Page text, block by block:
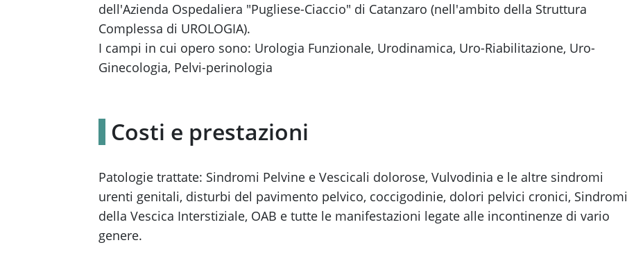
dell'Azienda Ospedaliera "Pugliese-Ciaccio" di Catanzaro (nell'ambito della Struttura
Complessa di UROLOGIA).
I campi in cui opero sono: Urologia Funzionale, Urodinamica, Uro-Riabilitazione, Uro-
Ginecologia, Pelvi-perinologia
Costi e prestazioni
Patologie trattate: Sindromi Pelvine e Vescicali dolorose, Vulvodinia e le altre sindromi
urenti genitali, disturbi del pavimento pelvico, coccigodinie, dolori pelvici cronici, Sindromi
della Vescica Interstiziale, OAB e tutte le manifestazioni legate alle incontinenze di vario
genere.